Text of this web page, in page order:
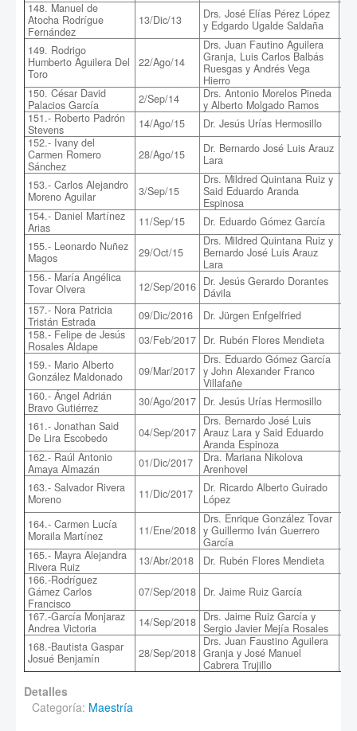
148. Manuel de
Atocha Rodrígue
Fernández
13/Dic/13
Drs. José Elías Pérez López
y Edgardo Ugalde Saldaña
149. Rodrigo
Humberto Aguilera Del
Toro
22/Ago/14
Drs. Juan Fautino Aguilera
Granja, Luis Carlos Balbás
Ruesgas y Andrés Vega
Hierro
150. César David
Palacios García
2/Sep/14
Drs. Antonio Morelos Pineda
y Alberto Molgado Ramos
151.- Roberto Padrón
Stevens
14/Ago/15 Dr. Jesús Urías Hermosillo
152.- Ivany del
Carmen Romero
Sánchez
28/Ago/15
Dr. Bernardo José Luis Arauz
Lara
153.- Carlos Alejandro
Moreno Aguilar
3/Sep/15
Drs. Mildred Quintana Ruiz y
Said Eduardo Aranda
Espinosa
154.- Daniel Martínez
Arias
11/Sep/15 Dr. Eduardo Gómez García
155.- Leonardo Nuñez
Magos
29/Oct/15
Drs. Mildred Quintana Ruiz y
Bernardo José Luis Arauz
Lara
156.- María Angélica
Tovar Olvera
12/Sep/2016 Dr. Jesús Gerardo Dorantes
Dávila
157.- Nora Patricia
Tristán Estrada
09/Dic/2016 Dr. Jürgen Enfgelfried
158.- Felipe de Jesús
Rosales Aldape
03/Feb/2017 Dr. Rubén Flores Mendieta
159.- Mario Alberto
González Maldonado
09/Mar/2017
Drs. Eduardo Gómez García
y John Alexander Franco
Villafañe
160.- Ángel Adrián
Bravo Gutiérrez
30/Ago/2017 Dr. Jesús Urías Hermosillo
161.- Jonathan Said
De Lira Escobedo
04/Sep/2017
Drs. Bernardo José Luis
Arauz Lara y Said Eduardo
Aranda Espinoza
162.- Raúl Antonio
Amaya Almazán
01/Dic/2017
Dra. Mariana Nikolova
Arenhovel
163.- Salvador Rivera
Moreno
11/Dic/2017
Dr. Ricardo Alberto Guirado
López
164.- Carmen Lucía
Moraila Martínez
11/Ene/2018
Drs. Enrique González Tovar
y Guillermo Iván Guerrero
García
165.- Mayra Alejandra
Rivera Ruiz
13/Abr/2018 Dr. Rubén Flores Mendieta
166.-Rodríguez
Gámez Carlos
Francisco
07/Sep/2018 Dr. Jaime Ruiz García
167.-García Monjaraz
Andrea Victoria
14/Sep/2018 Drs. Jaime Ruiz García y
Sergio Javier Mejía Rosales
168.-Bautista Gaspar
Josué Benjamín
28/Sep/2018
Drs. Juan Faustino Aguilera
Granja y José Manuel
Cabrera Trujillo
Detalles
Categoría: Maestría